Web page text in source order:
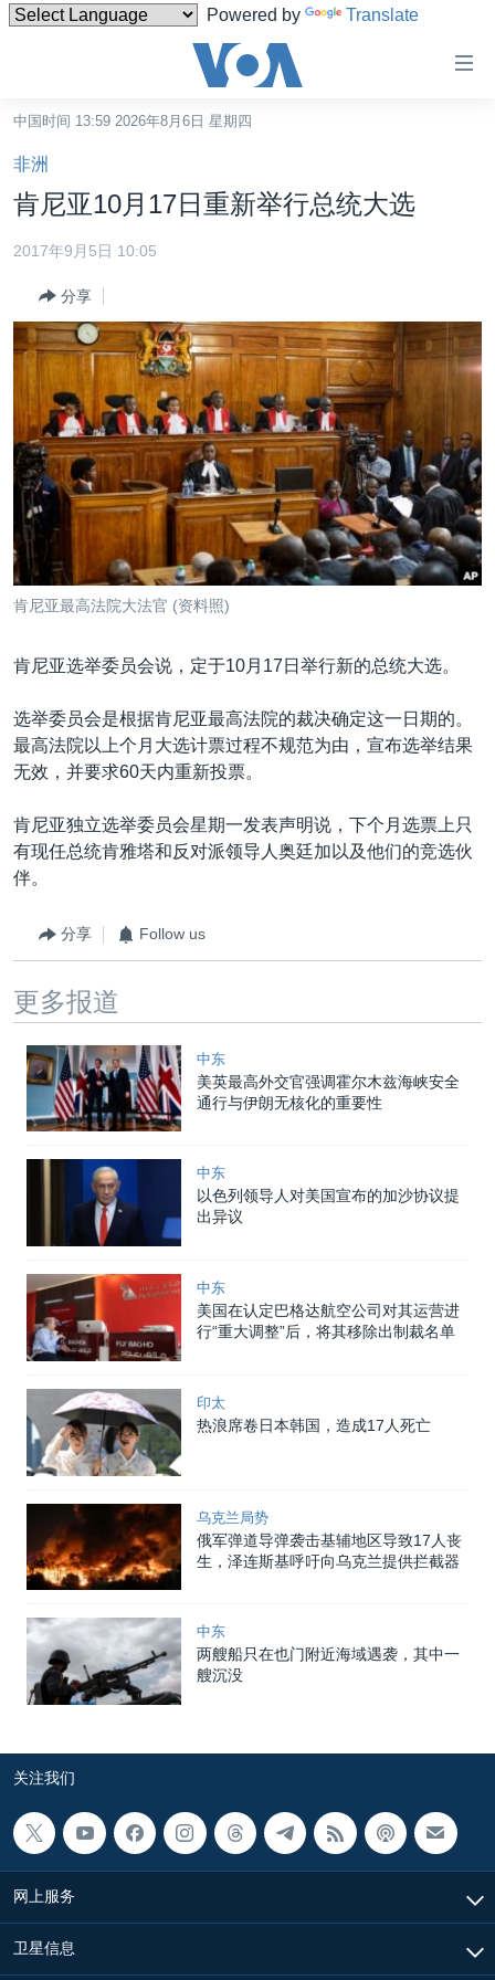
Powered by Translate
碍
链
接
转
容
跳
导
跳
到
检
索
港澳
国际
最新国际新闻
印太
中东
欧洲
非洲
美洲
分类新闻
经济·金融·贸易
人权·法律·宗教
科教·文娱·体健
军事
劳工
美中关系
热点专题
白宫要闻
国会报道
美中关系
埃博拉疫情
重要讲话与声明
台海两岸关系
南中国海争端
关注西藏
GEN Z 看美国
VOA视频
VOA今日焦点
中文广播
中国时间 13:59 2026年8月6日 星期四
非洲
肯尼亚10月17日重新举行总统大选
2017年9月5日 10:05
分享
肯尼亚最高法院大法官 (资料照)
肯尼亚选举委员会说，定于10月17日举行新的总统大选。
选举委员会是根据肯尼亚最高法院的裁决确定这一日期的。
最高法院以上个月大选计票过程不规范为由，宣布选举结果
无效，并要求60天内重新投票。
肯尼亚独立选举委员会星期一发表声明说，下个月选票上只
有现任总统肯雅塔和反对派领导人奥廷加以及他们的竞选伙
伴。
分享 Follow us
更多报道
中东
美英最高外交官强调霍尔木兹海峡安全
通行与伊朗无核化的重要性
中东
以色列领导人对美国宣布的加沙协议提
出异议
中东
美国在认定巴格达航空公司对其运营进
行“重大调整”后，将其移除出制裁名单
印太
热浪席卷日本韩国，造成17人死亡
乌克兰局势
俄军弹道导弹袭击基辅地区导致17人丧
生，泽连斯基呼吁向乌克兰提供拦截器
中东
两艘船只在也门附近海域遇袭，其中一
艘沉没
关注我们
网上服务
卫星信息